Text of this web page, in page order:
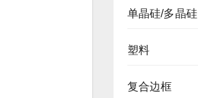
单晶硅/多晶硅
塑料
复合边框